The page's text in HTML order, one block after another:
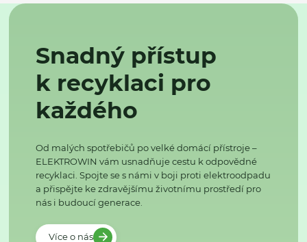
Snadný přístup
k recyklaci pro
každého
Od malých spotřebičů po velké domácí přístroje –
ELEKTROWIN vám usnadňuje cestu k odpovědné
recyklaci. Spojte se s námi v boji proti elektroodpadu
a přispějte ke zdravějšímu životnímu prostředí pro
nás i budoucí generace.
Více o nás